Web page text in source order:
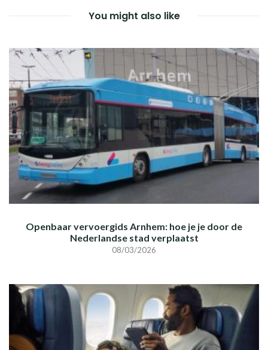
You might also like
Openbaar vervoergids Arnhem: hoe je je door de
Nederlandse stad verplaatst
08/03/2026